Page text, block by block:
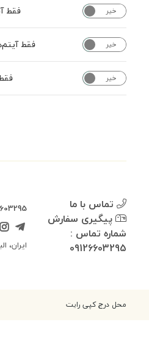
خیر فقط
خیر فقط
خیر
تماس با ما
پیگیری سفارش
شماره تماس :
09126603295
ایران،
محل درج کپی رایت